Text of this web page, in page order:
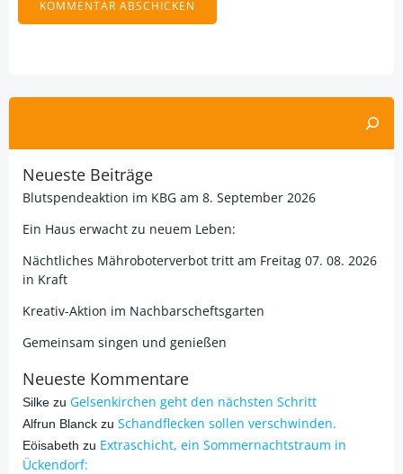
Neueste Beiträge
Blutspendeaktion im KBG am 8. September 2026
Ein Haus erwacht zu neuem Leben:
Nächtliches Mähroboterverbot tritt am Freitag 07. 08. 2026
in Kraft
Kreativ-Aktion im Nachbarscheftsgarten
Gemeinsam singen und genießen
Neueste Kommentare
Silke zu Gelsenkirchen geht den nächsten Schritt
Alfrun Blanck zu Schandflecken sollen verschwinden.
Eöisabeth zu Extraschicht, ein Sommernachtstraum in
Ückendorf: